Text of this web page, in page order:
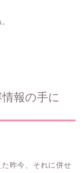
報の手に
昨今、それに併せ